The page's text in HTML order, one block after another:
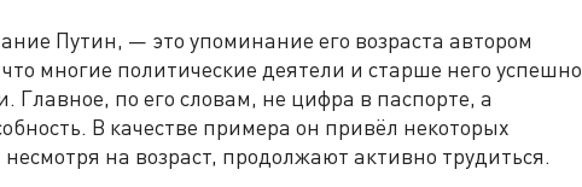
Путин, — это упоминание его возраста автором
многие политические деятели и старше него успешно
Главное, по его словам, не цифра в паспорте, а
В качестве примера он привёл некоторых
на возраст, продолжают активно трудиться.